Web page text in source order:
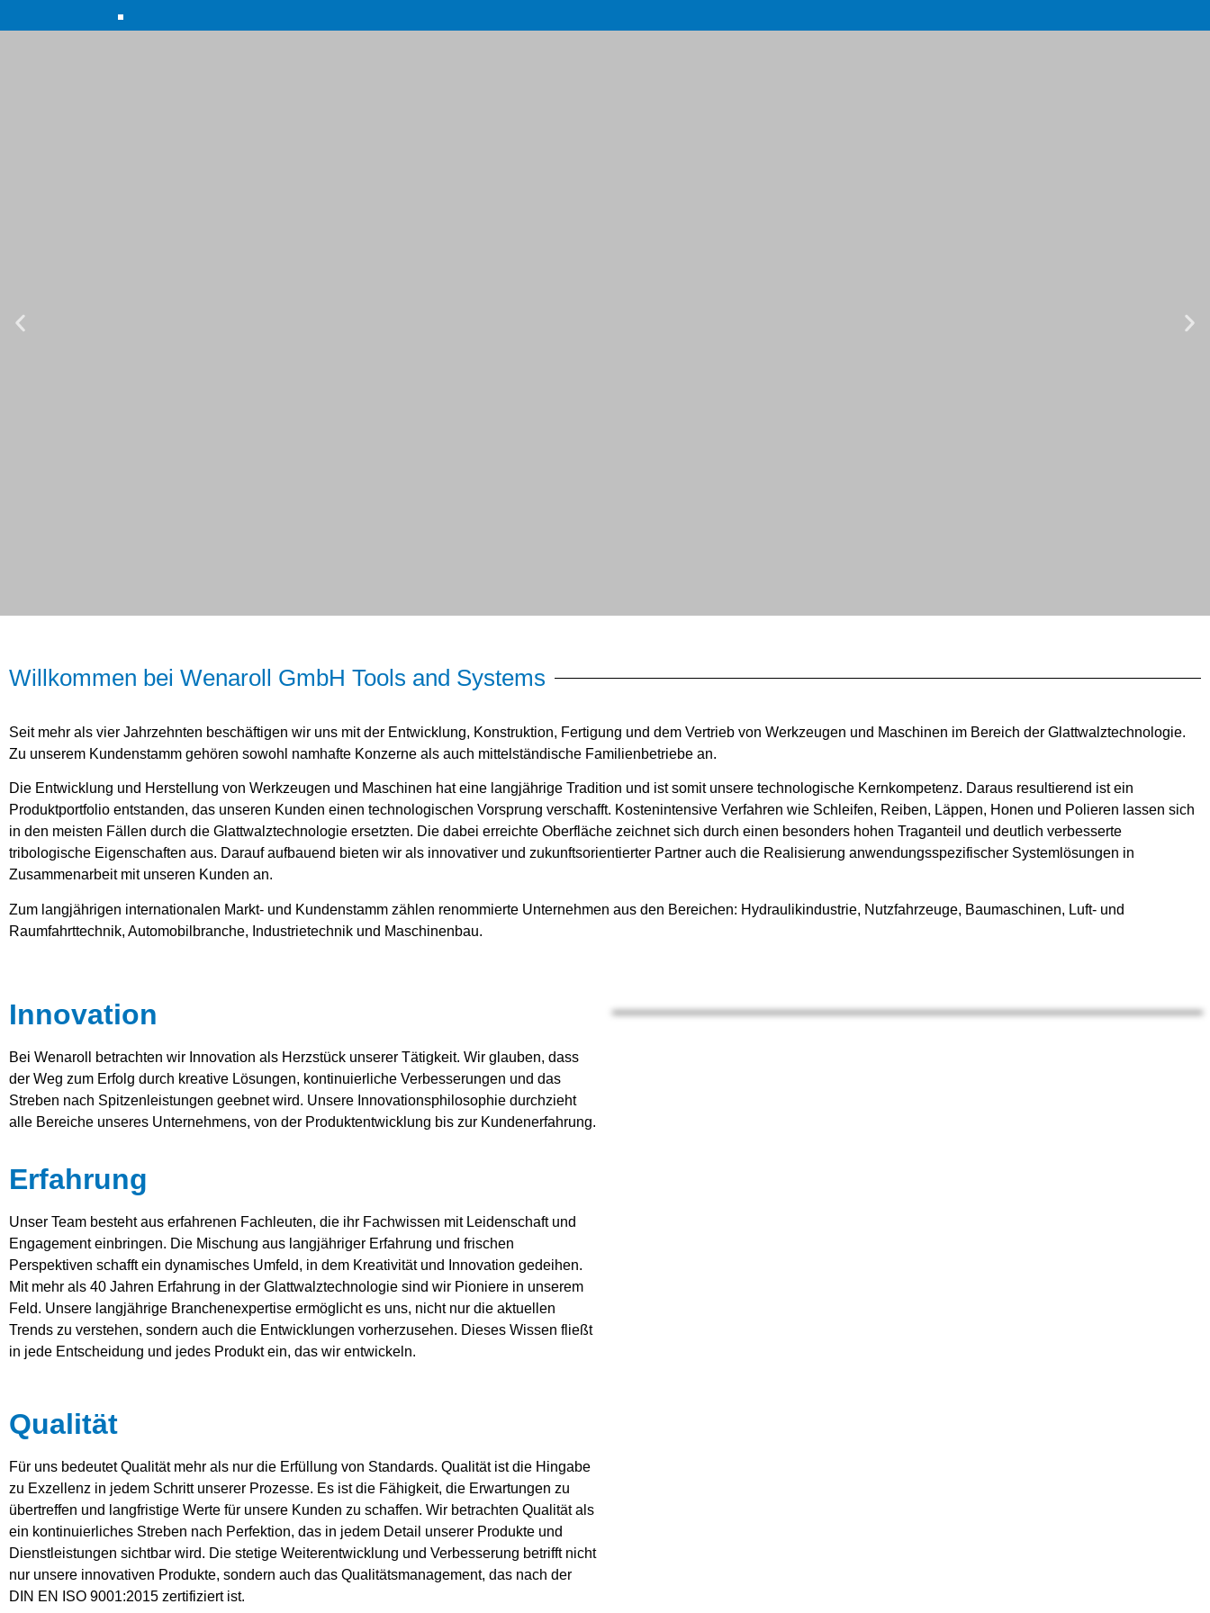
Einrollenwerkzeuge
Bearbeitung unterschiedlicher Durchmesser
Willkommen bei Wenaroll GmbH Tools and Systems
Seit mehr als vier Jahrzehnten beschäftigen wir uns mit der Entwicklung, Konstruktion, Fertigung und dem Vertrieb von Werkzeugen und Maschinen im Bereich der Glattwalztechnologie.
Zu unserem Kundenstamm gehören sowohl namhafte Konzerne als auch mittelständische Familienbetriebe an.
Die Entwicklung und Herstellung von Werkzeugen und Maschinen hat eine langjährige Tradition und ist somit unsere technologische Kernkompetenz. Daraus resultierend ist ein
Produktportfolio entstanden, das unseren Kunden einen technologischen Vorsprung verschafft. Kostenintensive Verfahren wie Schleifen, Reiben, Läppen, Honen und Polieren lassen sich
in den meisten Fällen durch die Glattwalztechnologie ersetzten. Die dabei erreichte Oberfläche zeichnet sich durch einen besonders hohen Traganteil und deutlich verbesserte
tribologische Eigenschaften aus. Darauf aufbauend bieten wir als innovativer und zukunftsorientierter Partner auch die Realisierung anwendungsspezifischer Systemlösungen in
Zusammenarbeit mit unseren Kunden an.
Zum langjährigen internationalen Markt- und Kundenstamm zählen renommierte Unternehmen aus den Bereichen: Hydraulikindustrie, Nutzfahrzeuge, Baumaschinen, Luft- und
Raumfahrttechnik, Automobilbranche, Industrietechnik und Maschinenbau.
Innovation
Bei Wenaroll betrachten wir Innovation als Herzstück unserer Tätigkeit. Wir glauben, dass
der Weg zum Erfolg durch kreative Lösungen, kontinuierliche Verbesserungen und das
Streben nach Spitzenleistungen geebnet wird. Unsere Innovationsphilosophie durchzieht
alle Bereiche unseres Unternehmens, von der Produktentwicklung bis zur Kundenerfahrung.
Erfahrung
Unser Team besteht aus erfahrenen Fachleuten, die ihr Fachwissen mit Leidenschaft und
Engagement einbringen. Die Mischung aus langjähriger Erfahrung und frischen
Perspektiven schafft ein dynamisches Umfeld, in dem Kreativität und Innovation gedeihen.
Mit mehr als 40 Jahren Erfahrung in der Glattwalztechnologie sind wir Pioniere in unserem
Feld. Unsere langjährige Branchenexpertise ermöglicht es uns, nicht nur die aktuellen
Trends zu verstehen, sondern auch die Entwicklungen vorherzusehen. Dieses Wissen fließt
in jede Entscheidung und jedes Produkt ein, das wir entwickeln.
Qualität
Für uns bedeutet Qualität mehr als nur die Erfüllung von Standards. Qualität ist die Hingabe
zu Exzellenz in jedem Schritt unserer Prozesse. Es ist die Fähigkeit, die Erwartungen zu
übertreffen und langfristige Werte für unsere Kunden zu schaffen. Wir betrachten Qualität als
ein kontinuierliches Streben nach Perfektion, das in jedem Detail unserer Produkte und
Dienstleistungen sichtbar wird. Die stetige Weiterentwicklung und Verbesserung betrifft nicht
nur unsere innovativen Produkte, sondern auch das Qualitätsmanagement, das nach der
DIN EN ISO 9001:2015 zertifiziert ist.